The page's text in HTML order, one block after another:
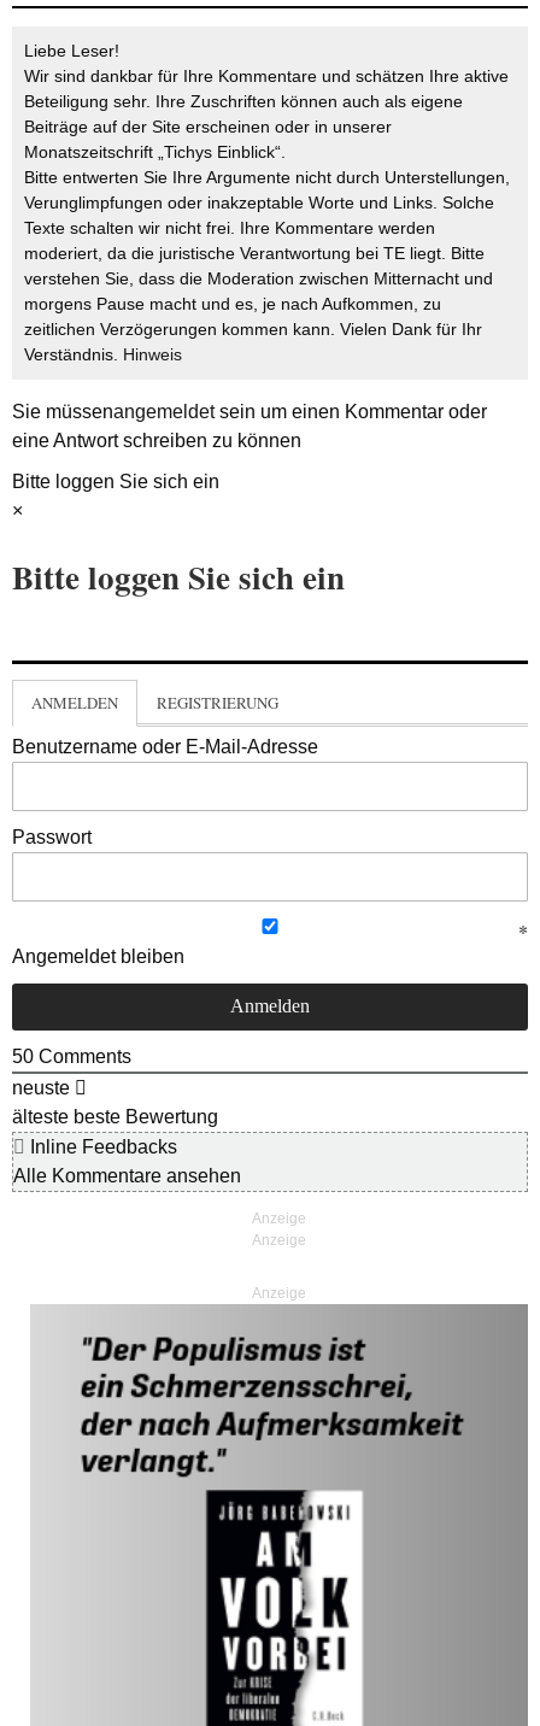
Liebe Leser!
Wir sind dankbar für Ihre Kommentare und schätzen Ihre aktive
Beteiligung sehr. Ihre Zuschriften können auch als eigene
Beiträge auf der Site erscheinen oder in unserer
Monatszeitschrift „Tichys Einblick“.
Bitte entwerten Sie Ihre Argumente nicht durch Unterstellungen,
Verunglimpfungen oder inakzeptable Worte und Links. Solche
Texte schalten wir nicht frei. Ihre Kommentare werden
moderiert, da die juristische Verantwortung bei TE liegt. Bitte
verstehen Sie, dass die Moderation zwischen Mitternacht und
morgens Pause macht und es, je nach Aufkommen, zu
zeitlichen Verzögerungen kommen kann. Vielen Dank für Ihr
Verständnis. Hinweis
Sie müssenangemeldetsein um einen Kommentar oder
eine Antwort schreiben zu können
Bitte loggen Sie sich ein
×
Bitte loggen Sie sich ein
ANMELDEN REGISTRIERUNG
Benutzername oder E-Mail-Adresse
Passwort
Angemeldet bleiben
50 Comments
neuste
älteste beste Bewertung
Inline Feedbacks
Alle Kommentare ansehen
Anzeige